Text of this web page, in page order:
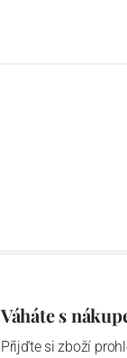
Váháte s
Přijďte si zboží